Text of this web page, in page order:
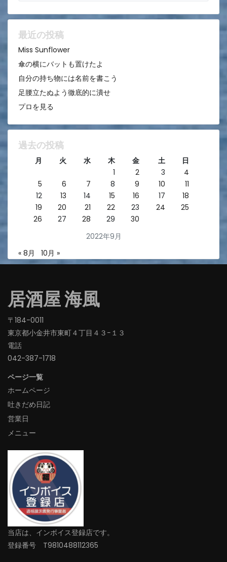
ョ
ン
最近の投稿
Miss Sunflower
傘の横にバットも置けたよ
自分の持ち物には名前を書こう
足腰立たぬよう徹底的に潰せ
プロを見る
過去の投稿
2022年9月
月 火 水 木 金 土
日
1
2 3
4
5
6 7 8 9 10
11
12
13 14 15 16 17
18
19
20 21 22 23 24
25
26
27 28 29 30
« 8月 10月 »
居酒屋 海風
〒184-0011
東京都小金井市東町４丁目４３−１３
電話
042-387-1718‬
ページ一覧
ホームページ
吐きだめ日記
営業日
メニュー
当店は、インボイス登録店です。
登録番号 T9810488112365